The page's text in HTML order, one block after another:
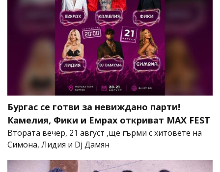
Бургас се готви за невиждано парти!
Камелия, Фики и Емрах откриват MAX FEST
Втората вечер, 21 август ,ще гърми с хитовете на
Симона, Лидия и Dj Дамян